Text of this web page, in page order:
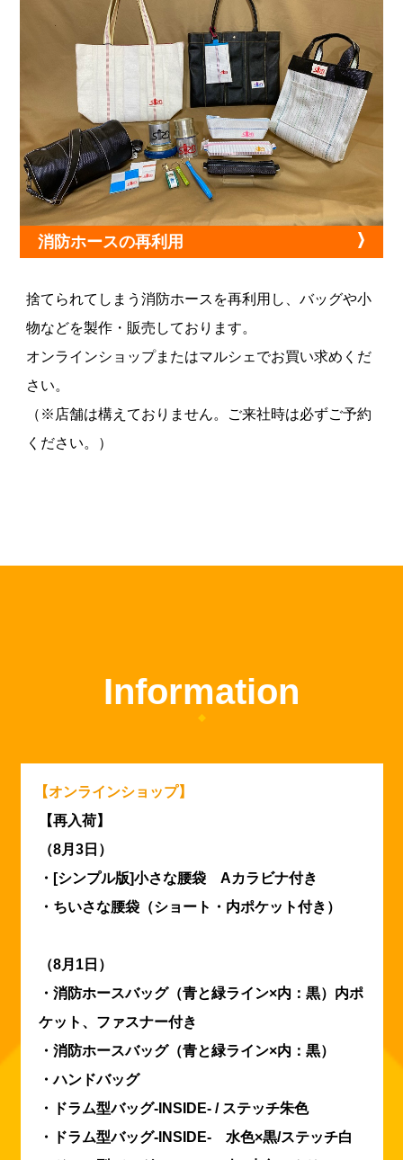
消防ホースの再利用
捨てられてしまう消防ホースを再利用し、バッグや小
物などを製作・販売しております。
オンラインショップまたはマルシェでお買い求めくだ
さい。
（※店舗は構えておりません。ご来社時は必ずご予約
ください。）
Information
【オンラインショップ】
【再入荷】
（8月3日）
・[シンプル版]小さな腰袋 Aカラビナ付き
・ちいさな腰袋（ショート・内ポケット付き）
（8月1日）
・消防ホースバッグ（青と緑ライン×内：黒）内ポ
ケット、ファスナー付き
・消防ホースバッグ（青と緑ライン×内：黒）
・ハンドバッグ
・ドラム型バッグ-INSIDE- / ステッチ朱色
・ドラム型バッグ-INSIDE- 水色×黒/ステッチ白